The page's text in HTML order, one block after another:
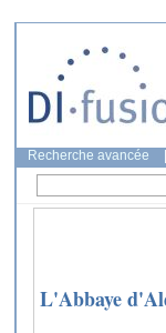
Recherche avancée
L'Abbaye